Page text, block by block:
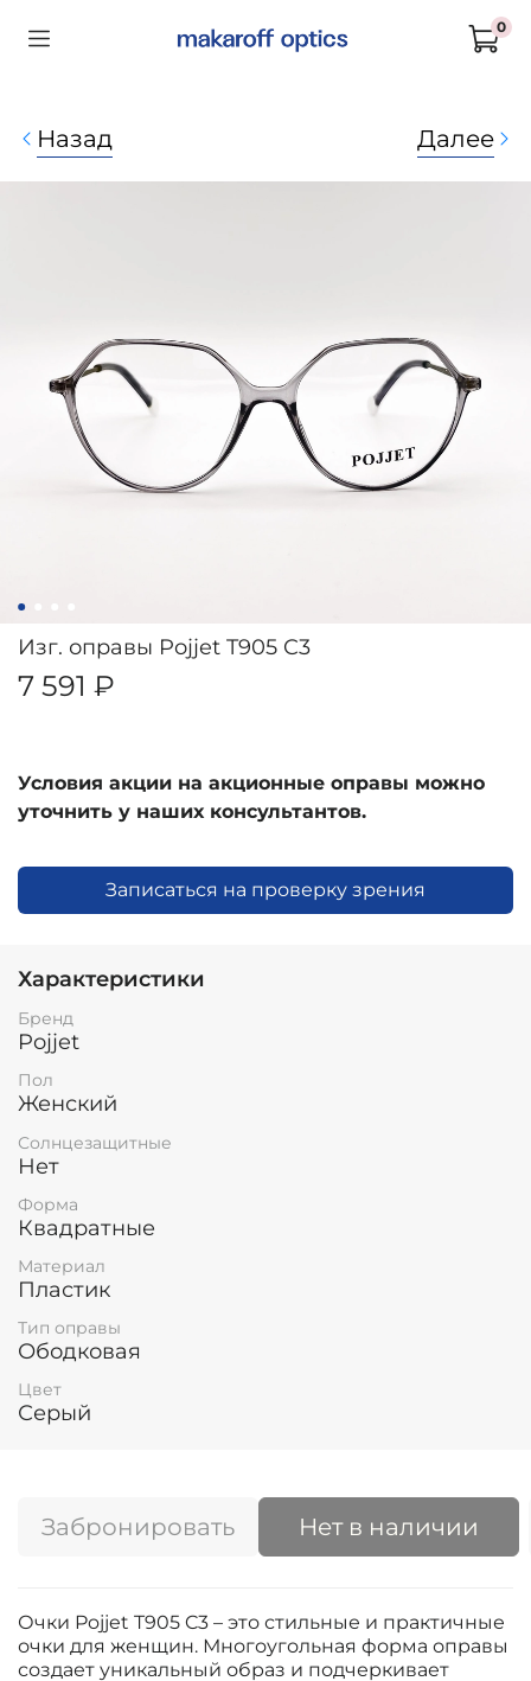
0
Назад Далее
Изг. оправы Pojjet T905 C3
7 591 ₽
Условия акции на акционные оправы можно
уточнить у наших консультантов.
Записаться на проверку зрения
Характеристики
Бренд
Pojjet
Пол
Женский
Солнцезащитные
Нет
Форма
Квадратные
Материал
Пластик
Тип оправы
Ободковая
Цвет
Серый
Забронировать Нет в наличии
Очки Pojjet T905 C3 – это стильные и практичные
очки для женщин. Многоугольная форма оправы
создает уникальный образ и подчеркивает